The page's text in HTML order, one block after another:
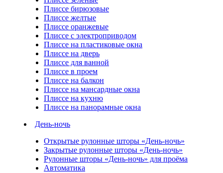
Плиссе бирюзовые
Плиссе желтые
Плиссе оранжевые
Плиссе с электроприводом
Плиссе на пластиковые окна
Плиссе на дверь
Плиссе для ванной
Плиссе в проем
Плиссе на балкон
Плиссе на мансардные окна
Плиссе на кухню
Плиссе на панорамные окна
День-ночь
Открытые рулонные шторы «День-ночь»
Закрытые рулонные шторы «День-ночь»
Рулонные шторы «День-ночь» для проёма
Автоматика